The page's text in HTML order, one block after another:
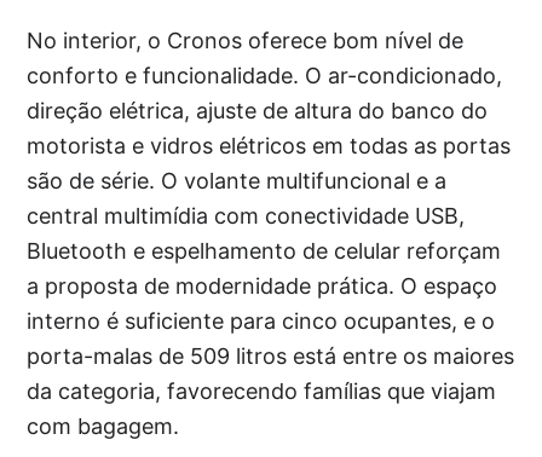
No interior, o Cronos oferece bom nível de
conforto e funcionalidade. O ar-condicionado,
direção elétrica, ajuste de altura do banco do
motorista e vidros elétricos em todas as portas
são de série. O volante multifuncional e a
central multimídia com conectividade USB,
Bluetooth e espelhamento de celular reforçam
a proposta de modernidade prática. O espaço
interno é suficiente para cinco ocupantes, e o
porta-malas de 509 litros está entre os maiores
da categoria, favorecendo famílias que viajam
com bagagem.